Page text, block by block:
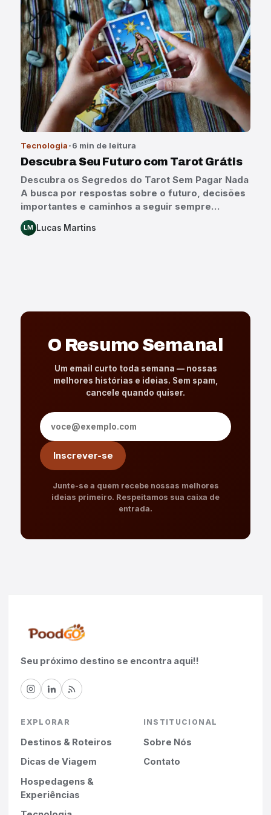
Tecnologia 6 min de leitura
Descubra Seu Futuro com Tarot Grátis
Descubra os Segredos do Tarot Sem Pagar Nada
A busca por respostas sobre o futuro, decisões
importantes e caminhos a seguir sempre…
LM Lucas Martins
O Resumo Semanal
Um email curto toda semana — nossas
melhores histórias e ideias. Sem spam,
cancele quando quiser.
Endereço de e-mail
Inscrever-se
Junte-se a quem recebe nossas melhores
ideias primeiro. Respeitamos sua caixa de
entrada.
Seu próximo destino se encontra aqui!!
EXPLORAR
Destinos & Roteiros
Dicas de Viagem
Hospedagens &
Experiências
INSTITUCIONAL
Sobre Nós
Contato